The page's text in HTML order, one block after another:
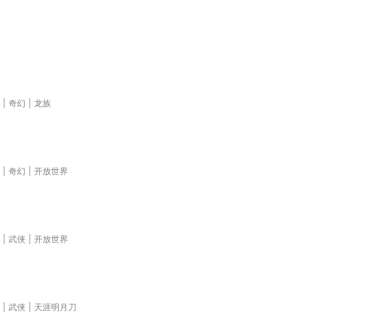
奇幻
龙族
奇幻
开放世界
武侠
开放世界
武侠
天涯明月刀